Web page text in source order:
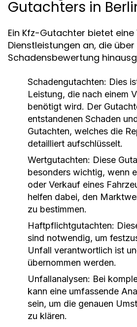
Gutachters in
Ein Kfz-Gutachter bietet eine
Dienstleistungen an, die
Schadensbewertung
Schadengutachten: Dies
Leistung, die nach einem
benötigt wird. Der
entstandenen Schaden
Gutachten, welches die
detailliert aufschlüsselt.
Wertgutachten: Diese
besonders wichtig, wenn
oder Verkauf eines
helfen dabei, den
zu bestimmen.
Haftpflichtgutachten:
sind notwendig, um
Unfall verantwortlich ist
übernommen werden.
Unfallanalysen: Bei
kann eine umfassende
sein, um die genauen
zu klären.